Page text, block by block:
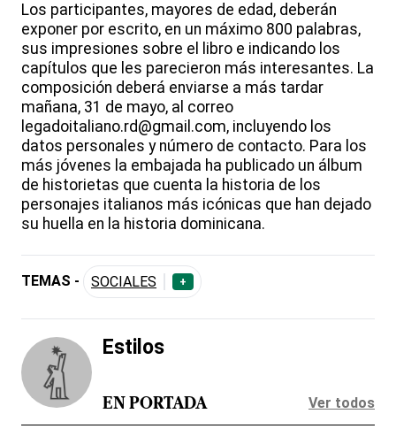
Los participantes, mayores de edad, deberán
exponer por escrito, en un máximo 800 palabras,
sus impresiones sobre el libro e indicando los
capítulos que les parecieron más interesantes. La
composición deberá enviarse a más tardar
mañana, 31 de mayo, al correo
legadoitaliano.rd@gmail.com, incluyendo los
datos personales y número de contacto. Para los
más jóvenes la embajada ha publicado un álbum
de historietas que cuenta la historia de los
personajes italianos más icónicas que han dejado
su huella en la historia dominicana.
TEMAS - SOCIALES +
Estilos
EN PORTADA Ver todos